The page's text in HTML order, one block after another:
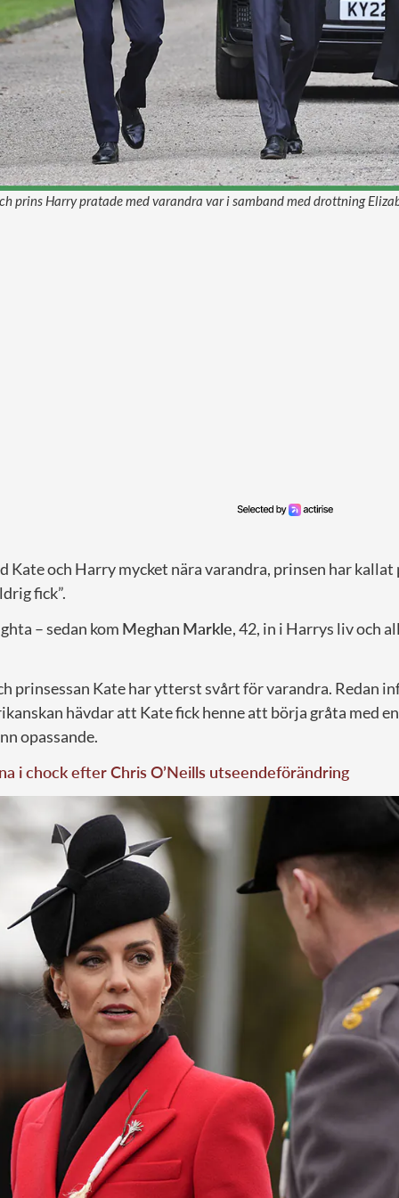
prins Harry pratade med varandra var i samband med drottning
Kate och Harry mycket nära varandra, prinsen har
fick”.
– sedan kom Meghan Markle, 42, in i Harrys liv och
prinsessan Kate har ytterst svårt för varandra. Redan
hävdar att Kate fick henne att börja gråta med
opassande.
i chock efter Chris O’Neills utseendeförändring